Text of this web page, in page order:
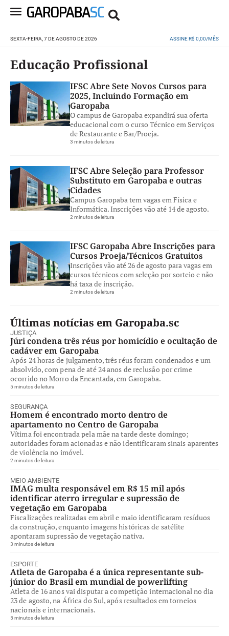
SEXTA-FEIRA, 7 DE AGOSTO DE 2026 ASSINE R$ 0,00/MÊS
Educação Profissional
IFSC Abre Sete Novos Cursos para
2025, Incluindo Formação em
Garopaba
O campus de Garopaba expandirá sua oferta
educacional com o curso Técnico em Serviços
de Restaurante e Bar/Proeja.
3 minutos de leitura
IFSC Abre Seleção para Professor
Substituto em Garopaba e outras
Cidades
Campus Garopaba tem vagas em Física e
Informática. Inscrições vão até 14 de agosto.
2 minutos de leitura
IFSC Garopaba Abre Inscrições para
Cursos Proeja/Técnicos Gratuitos
Inscrições vão até 26 de agosto para vagas em
cursos técnicos com seleção por sorteio e não
há taxa de inscrição.
2 minutos de leitura
Últimas notícias em Garopaba.sc
JUSTIÇA
Júri condena três réus por homicídio e ocultação de
cadáver em Garopaba
Após 24 horas de julgamento, três réus foram condenados e um
absolvido, com pena de até 24 anos de reclusão por crime
ocorrido no Morro da Encantada, em Garopaba.
5 minutos de leitura
SEGURANÇA
Homem é encontrado morto dentro de
apartamento no Centro de Garopaba
Vítima foi encontrada pela mãe na tarde deste domingo;
autoridades foram acionadas e não identificaram sinais aparentes
de violência no imóvel.
2 minutos de leitura
MEIO AMBIENTE
IMAG multa responsável em R$ 15 mil após
identificar aterro irregular e supressão de
vegetação em Garopaba
Fiscalizações realizadas em abril e maio identificaram resíduos
da construção, enquanto imagens históricas de satélite
apontaram supressão de vegetação nativa.
3 minutos de leitura
ESPORTE
Atleta de Garopaba é a única representante sub-
júnior do Brasil em mundial de powerlifting
Atleta de 16 anos vai disputar a competição internacional no dia
23 de agosto, na África do Sul, após resultados em torneios
nacionais e internacionais.
5 minutos de leitura